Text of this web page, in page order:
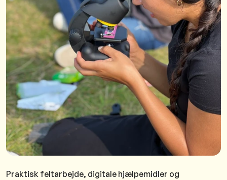
Praktisk feltarbejde, digitale hjælpemidler og